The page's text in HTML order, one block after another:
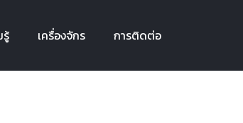
รู้ เครื่องจักร การติดต่อ
เครื่องจักร